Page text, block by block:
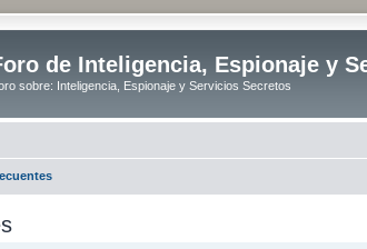
de Inteligencia, Espionaje y
sobre: Inteligencia, Espionaje y Servicios Secretos